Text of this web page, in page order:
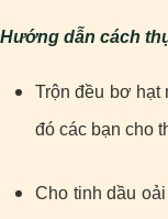
Hướng dẫn cách
Trộn đều bơ hạt
đó các bạn cho
Cho tinh dầu